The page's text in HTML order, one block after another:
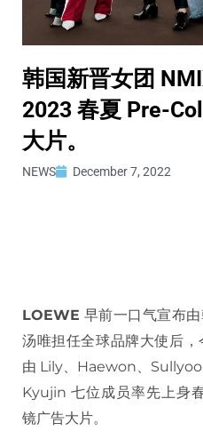
韩国新晋女团
2023 春夏 Pre-
大片。
NEWS December 7, 2022
LOEWE 早前一口气宣布
汤唯担任全球品牌大使后，
由 Lily、Haewon、
Kyujin 七位成员率先上身
镜广告大片。